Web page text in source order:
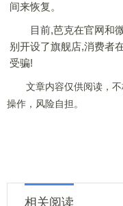
间来恢复。
目前,芭克在官网和微
别开设了旗舰店,消费者
受骗!
文章内容仅供阅读，不
操作，风险自担。
相关阅读